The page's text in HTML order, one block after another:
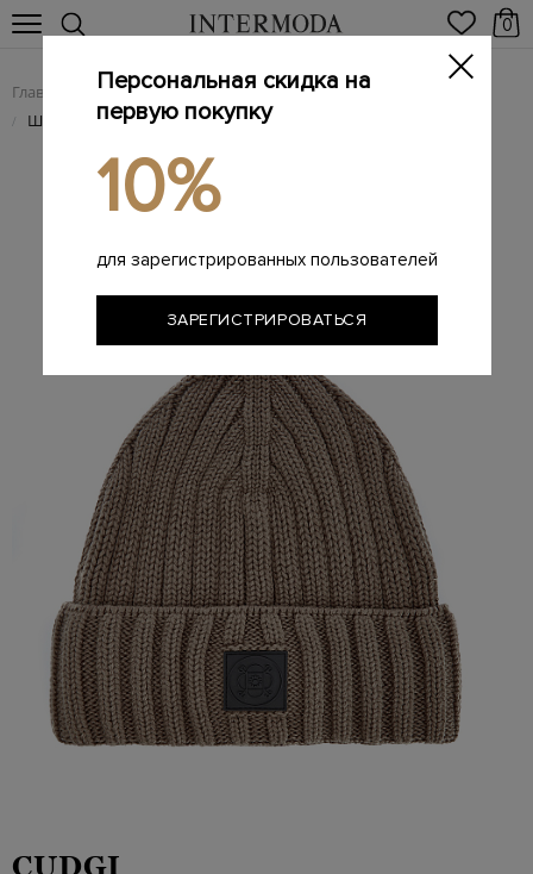
0
Главная Мужчинам / Аксессуары / Головные уборы
/ Шапка из эластичной хлопковой пряжи с патчем на отвороте
CUDGI
Персональная скидка на
первую покупку
10%
для зарегистрированных пользователей
ЗАРЕГИСТРИРОВАТЬСЯ